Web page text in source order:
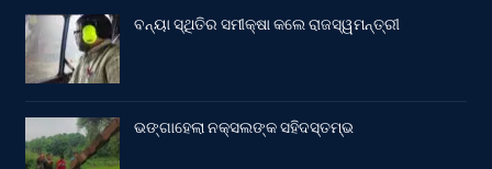
ବନ୍ୟା ସ୍ଥିତିର ସମୀକ୍ଷା କଲେ ରାଜସ୍ୱମନ୍ତ୍ରୀ
ଭଙ୍ଗାହେଲା ନକ୍ସଲଙ୍କ ସହିଦସ୍ତମ୍ଭ